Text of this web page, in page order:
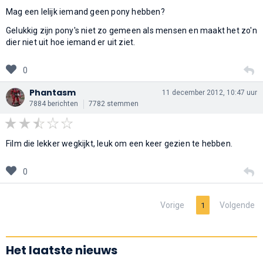
Mag een lelijk iemand geen pony hebben?
Gelukkig zijn pony's niet zo gemeen als mensen en maakt het zo'n
dier niet uit hoe iemand er uit ziet.
0
Phantasm
7884 berichten 7782 stemmen
11 december 2012, 10:47 uur
Film die lekker wegkijkt, leuk om een keer gezien te hebben.
0
Vorige 1 Volgende
Het laatste nieuws